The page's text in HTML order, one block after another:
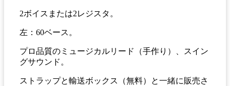
2ボイスまたは2レジスタ。
左：60ベース。
プロ品質のミュージカルリード（手作り）、スイン
グサウンド。
ストラップと輸送ボックス（無料）と一緒に販売さ